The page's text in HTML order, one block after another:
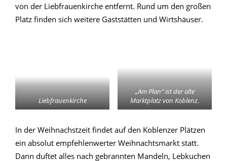
von der Liebfrauenkirche entfernt. Rund um den großen
Platz finden sich weitere Gaststätten und Wirtshäuser.
Liebfrauenkirche
„Am Plan“ ist der alte
Marktplatz von Koblenz.
In der Weihnachstzeit findet auf den Koblenzer Plätzen
ein absolut empfehlenwerter Weihnachtsmarkt statt.
Dann duftet alles nach gebrannten Mandeln, Lebkuchen